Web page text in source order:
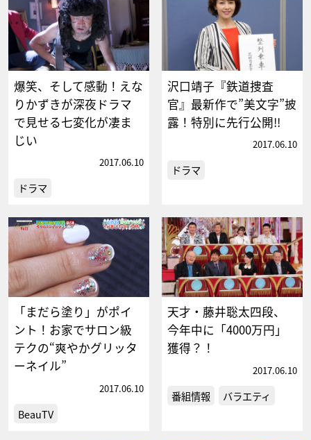
爆笑、そして感動！えな
りかずきが深夜ドラマ
で見せる七変化が凄ま
じい
2017.06.10
ドラマ
沢口靖子『鉄道捜査
官』最新作で”美文字”披
露！特別に先行公開!!
2017.06.10
ドラマ
「まだら塗り」がポイ
ント！お家でサロン級
テクの“爽やかグリッタ
ーネイル”
2017.06.10
BeauTV
天才・藤井聡太四段、
今年中に「4000万円」
獲得？！
2017.06.10
番組情報 バラエティ